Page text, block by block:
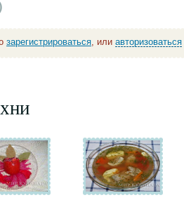
зарегистрироваться, или авторизоваться